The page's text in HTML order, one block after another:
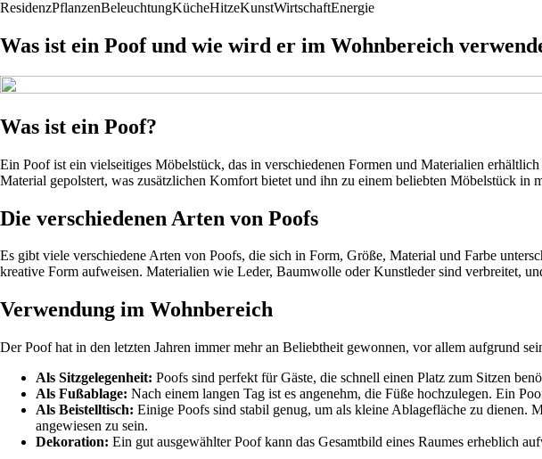
ResidenzPflanzenBeleuchtungKücheHitzeKunstWirtschaftEnergie
Was ist ein Poof und wie wird er im Wohnbereich
Was ist ein Poof?
Ein Poof ist ein vielseitiges Möbelstück, das in verschiedenen Formen und Materialien
Material gepolstert, was zusätzlichen Komfort bietet und ihn zu einem beliebten Möbelstück in
Die verschiedenen Arten von Poofs
Es gibt viele verschiedene Arten von Poofs, die sich in Form, Größe, Material und Farbe
kreative Form aufweisen. Materialien wie Leder, Baumwolle oder Kunstleder sind verbreitet,
Verwendung im Wohnbereich
Der Poof hat in den letzten Jahren immer mehr an Beliebtheit gewonnen, vor allem aufgrund
Als Sitzgelegenheit: Poofs sind perfekt für Gäste, die schnell einen Platz zum Sitzen
Als Fußablage: Nach einem langen Tag ist es angenehm, die Füße hochzulegen. Ein
Als Beistelltisch: Einige Poofs sind stabil genug, um als kleine Ablagefläche zu dienen.
angewiesen zu sein.
Dekoration: Ein gut ausgewählter Poof kann das Gesamtbild eines Raumes erheblich